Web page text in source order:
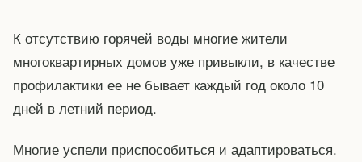
К отсутствию горячей воды многие жители
многоквартирных домов уже привыкли, в качестве
профилактики ее не бывает каждый год около 10
дней в летний период.
Многие успели приспособиться и адаптироваться.